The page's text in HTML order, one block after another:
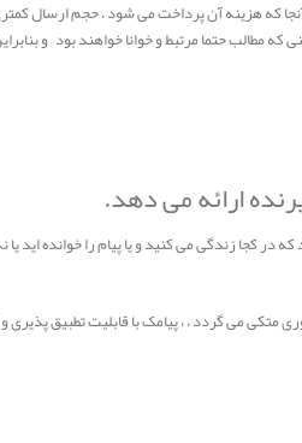
آنجا که هزینه آن پرداخت می شود ، حجم
حتما مرتبط و خوانا خواهند بود – و
ارائه می دهد.
در کجا زندگی می کنید و یا پیام را خوانده
متکی می گردد ، ، پیامک با قابلیت تطبیق